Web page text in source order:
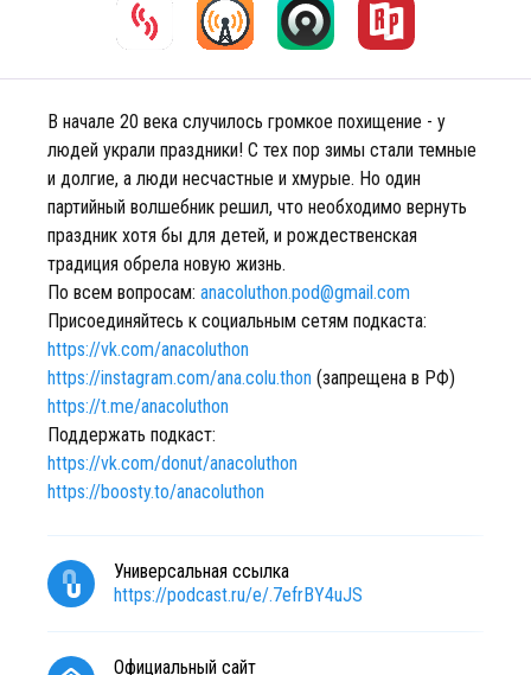
В начале 20 века случилось громкое похищение - у
людей украли праздники! С тех пор зимы стали темные
и долгие, а люди несчастные и хмурые. Но один
партийный волшебник решил, что необходимо вернуть
праздник хотя бы для детей, и рождественская
традиция обрела новую жизнь.
По всем вопросам: anacoluthon.pod@gmail.com
Присоединяйтесь к социальным сетям подкаста:
https://vk.com/anacoluthon
https://instagram.com/ana.colu.thon (запрещена в РФ)
https://t.me/anacoluthon
Поддержать подкаст:
https://vk.com/donut/anacoluthon
https://boosty.to/anacoluthon
Универсальная ссылка
https://podcast.ru/e/.7efrBY4uJS
Официальный сайт